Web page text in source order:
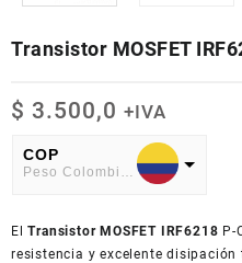
Transistor MOSFET
$ 3.500,0 +IVA
COP
Peso Colombiano
American Dollar
ElTransistor MOSFET IRF6218 P-
resistencia y excelente